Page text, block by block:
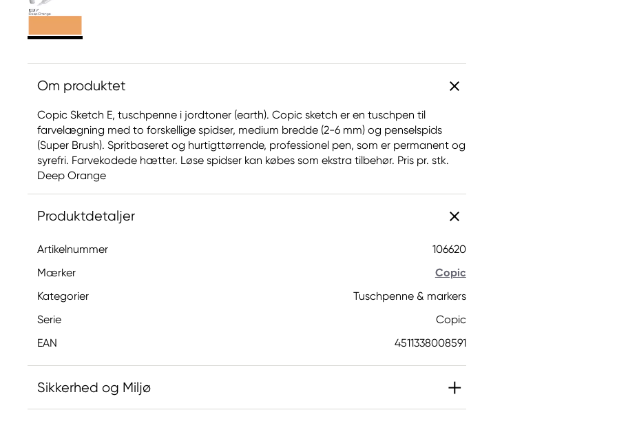
Om produktet
Copic Sketch E, tuschpenne i jordtoner (earth). Copic sketch er en tuschpen til
farvelægning med to forskellige spidser, medium bredde (2-6 mm) og penselspids
(Super Brush). Spritbaseret og hurtigttørrende, professionel pen, som er permanent og
syrefri. Farvekodede hætter. Løse spidser kan købes som ekstra tilbehør. Pris pr. stk.
Deep Orange
Produktdetaljer
Artikelnummer
106620
Mærker
Copic
Kategorier
Tuschpenne & markers
Serie
Copic
EAN
4511338008591
Sikkerhed og Miljø